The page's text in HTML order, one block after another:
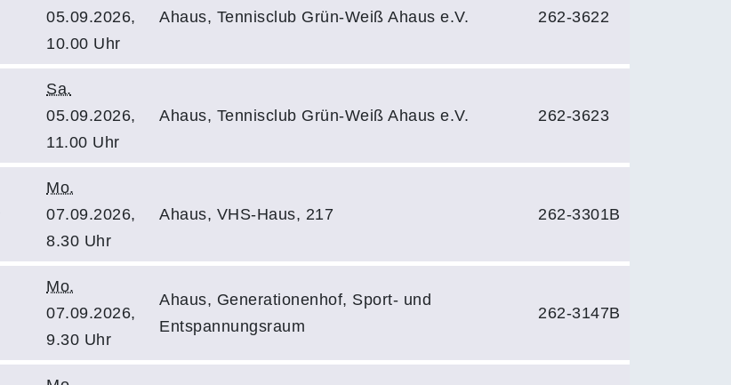
05.09.2026,
10.00 Uhr
Ahaus, Tennisclub Grün-Weiß Ahaus e.V. 262-3622
Sa.
05.09.2026,
11.00 Uhr
Ahaus, Tennisclub Grün-Weiß Ahaus e.V. 262-3623
Mo.
07.09.2026,
8.30 Uhr
Ahaus, VHS-Haus, 217 262-3301B
Mo.
07.09.2026,
9.30 Uhr
Ahaus, Generationenhof, Sport- und
Entspannungsraum
262-3147B